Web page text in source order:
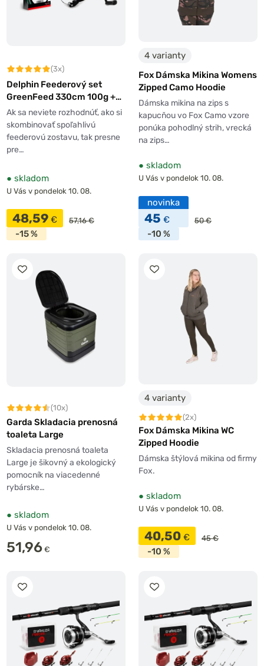
(3x)
Delphin Feederový set
GreenFeed 330cm 100g +
3T + 0,261mm
Ak sa neviete rozhodnúť, ako si
skombinovať spoľahlivú
feederovú zostavu, tak presne
pre…
● skladom
U Vás v pondelok 10. 08.
48,59 € 57,16 €
-15 %
4 varianty
Fox Dámska Mikina Womens
Zipped Camo Hoodie
Dámska mikina na zips s
kapucňou vo Fox Camo vzore
ponúka pohodlný strih, vrecká
na zips…
● skladom
U Vás v pondelok 10. 08.
novinka
45 € 50 €
-10 %
(10x)
Garda Skladacia prenosná
toaleta Large
Skladacia prenosná toaleta
Large je šikovný a ekologický
pomocník na viacedenné
rybárske…
● skladom
U Vás v pondelok 10. 08.
51,96 €
4 varianty
(2x)
Fox Dámska Mikina WC
Zipped Hoodie
Dámska štýlová mikina od firmy
Fox.
● skladom
U Vás v pondelok 10. 08.
40,50 € 45 €
-10 %